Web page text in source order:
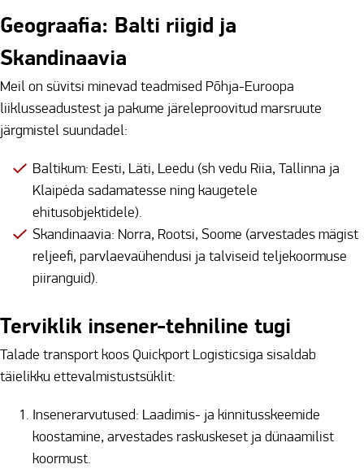
Geograafia: Balti riigid ja
Skandinaavia
Meil on süvitsi minevad teadmised Põhja-Euroopa
liiklusseadustest ja pakume järeleproovitud marsruute
järgmistel suundadel:
Baltikum: Eesti, Läti, Leedu (sh vedu Riia, Tallinna ja
Klaipėda sadamatesse ning kaugetele
ehitusobjektidele).
Skandinaavia: Norra, Rootsi, Soome (arvestades mägist
reljeefi, parvlaevaühendusi ja talviseid teljekoormuse
piiranguid).
Terviklik insener-tehniline tugi
Talade transport koos Quickport Logisticsiga sisaldab
täielikku ettevalmistustsüklit:
Insenerarvutused: Laadimis- ja kinnitusskeemide
koostamine, arvestades raskuskeset ja dünaamilist
koormust.